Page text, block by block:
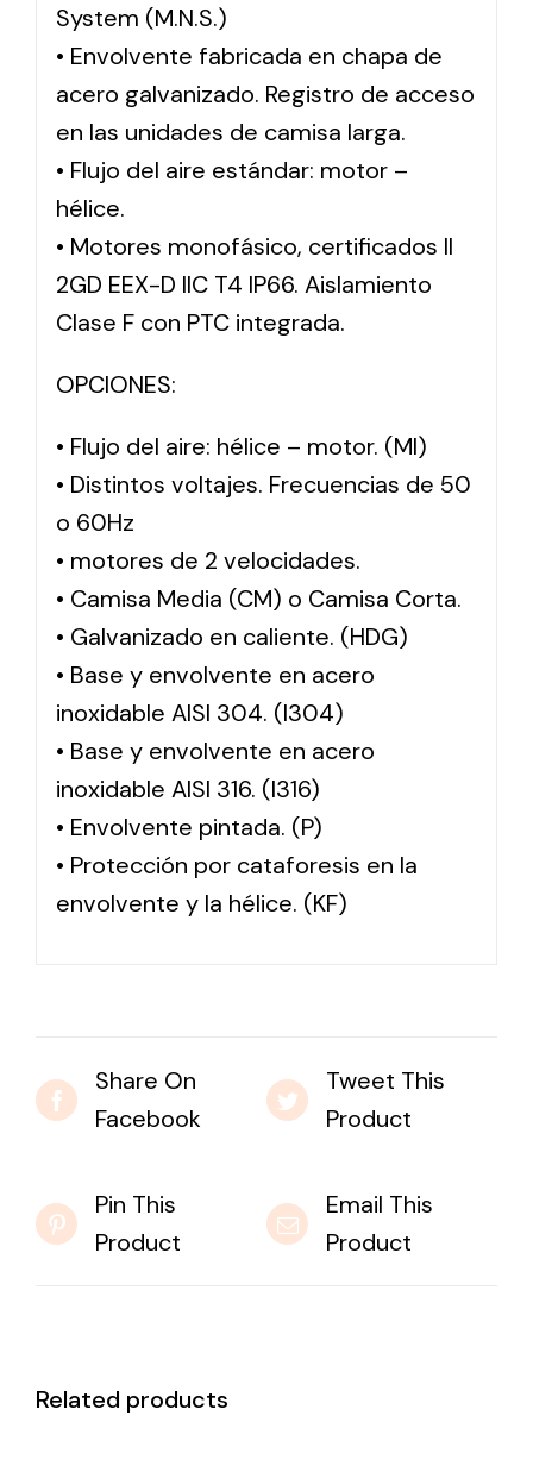
System (M.N.S.)
• Envolvente fabricada en chapa de
acero galvanizado. Registro de acceso
en las unidades de camisa larga.
• Flujo del aire estándar: motor –
hélice.
• Motores monofásico, certificados II
2GD EEX-D IIC T4 IP66. Aislamiento
Clase F con PTC integrada.
OPCIONES:
• Flujo del aire: hélice – motor. (MI)
• Distintos voltajes. Frecuencias de 50
o 60Hz
• motores de 2 velocidades.
• Camisa Media (CM) o Camisa Corta.
• Galvanizado en caliente. (HDG)
• Base y envolvente en acero
inoxidable AISI 304. (I304)
• Base y envolvente en acero
inoxidable AISI 316. (I316)
• Envolvente pintada. (P)
• Protección por cataforesis en la
envolvente y la hélice. (KF)
Share On
Facebook
Tweet This
Product
Pin This
Product
Email This
Product
Related products